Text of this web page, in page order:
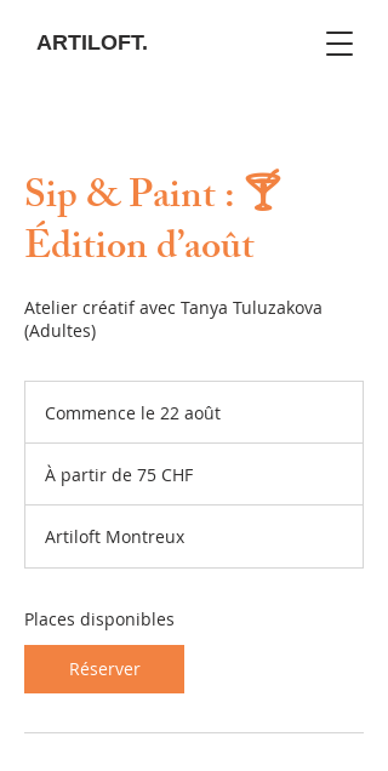
ARTILOFT.
Sip & Paint : 🍸
Édition d’août
Atelier créatif avec Tanya Tuluzakova
(Adultes)
Commence le 22 août
e
e
û
partir
francs
À partir de 75 CHF
Artiloft Montreux
Places disponibles
Réserver